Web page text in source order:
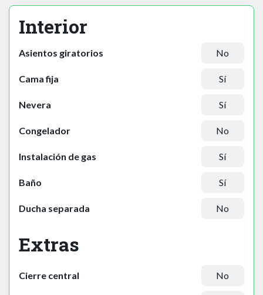
Interior
Asientos giratorios No
Cama fija Sí
Nevera Sí
Congelador No
Instalación de gas Sí
Baño Sí
Ducha separada No
Extras
Cierre central No